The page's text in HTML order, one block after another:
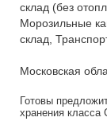
склад (без
Морозильные
склад,
Московская
Готовы
хранения класса